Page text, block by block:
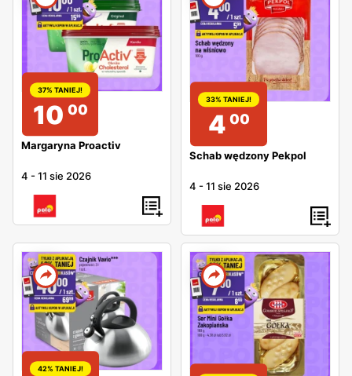
37% TANIEJ!
10 00
Margaryna Proactiv
4 -11 sie 2026
33% TANIEJ!
4 00
Schab wędzony Pekpol
4 -11 sie 2026
42% TANIEJ!